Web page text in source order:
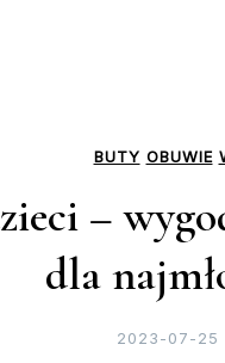
BUTY OBUWIE
–
dla
2023-07-25